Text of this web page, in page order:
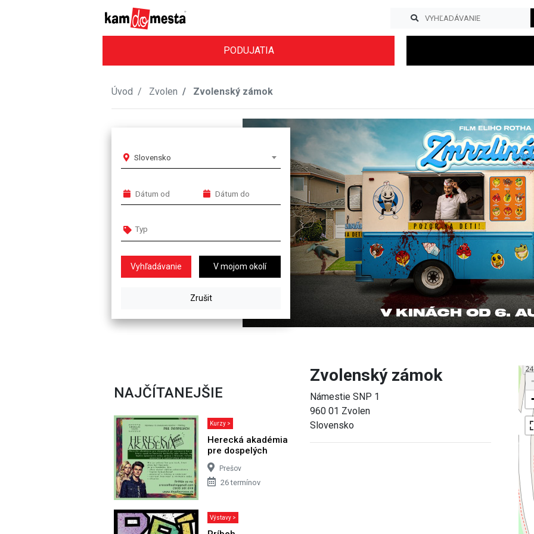
PODUJATIA
Úvod Zvolen Zvolenský zámok
Slovensko
V mojom okolí
Previous
NAJČÍTANEJŠIE
Kurzy >
Herecká akadémia
pre dospelých
Prešov
26 termínov
Výstavy >
Zvolenský zámok
Námestie SNP 1
960 01 Zvolen
Slovensko